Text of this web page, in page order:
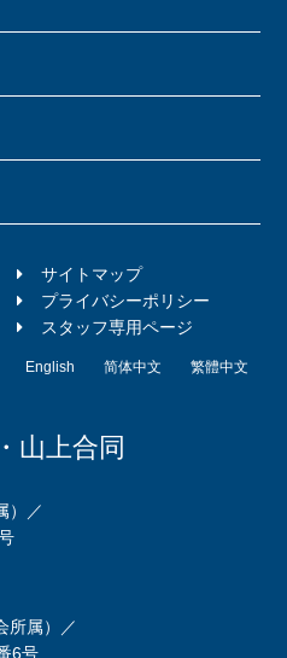
サイトマップ
プライバシーポリシー
スタッフ専用ページ
English 简体中文 繁體中文
山上合同
）／
号
所属）／
6号